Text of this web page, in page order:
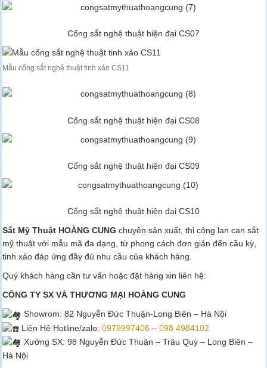
Cổng sắt nghệ thuật hiện đại CS07
Mẫu cổng sắt nghệ thuật tinh xảo CS11
Cổng sắt nghệ thuật hiện đại CS08
Cổng sắt nghệ thuật hiện đại CS09
Cổng sắt nghệ thuật hiện đại CS10
Sắt Mỹ Thuật HOÀNG CUNG chuyên sản xuất, thi công lan can sắt
mỹ thuật với mẫu mã đa dạng, từ phong cách đơn giản đến cầu kỳ,
tinh xảo đáp ứng đầy đủ nhu cầu của khách hàng.
Quý khách hàng cần tư vấn hoặc đặt hàng xin liên hệ:
CÔNG TY SX VÀ THƯƠNG MẠI HOÀNG CUNG
Showrom: 82 Nguyễn Đức Thuận-Long Biên – Hà Nội
Liên Hệ Hotline/zalo: 0979997406– 098 4984102
Xưởng SX: 98 Nguyễn Đức Thuận – Trâu Quỳ – Long Biên –
Hà Nội